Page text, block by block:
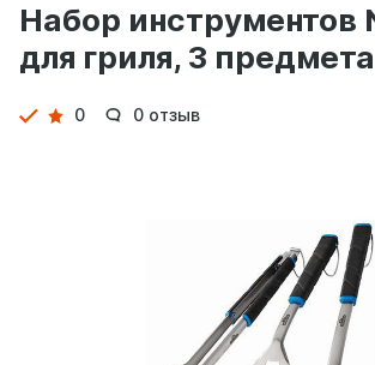
Набор инструментов
для гриля, 3 предмета
Детали
0 0 отзыв